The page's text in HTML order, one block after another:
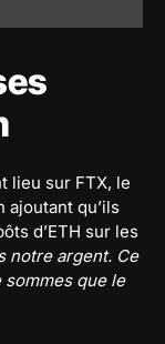
lieu sur FTX, le
ajoutant qu’ils
d’ETH sur les
notre argent. Ce
que le